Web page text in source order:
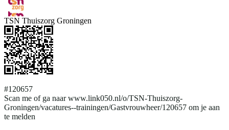
TSN Thuiszorg Groningen
#120657
Scan me of ga naar www.link050.nl/o/TSN-Thuiszorg-
Groningen/vacatures--trainingen/Gastvrouwheer/120657 om je aan
te melden